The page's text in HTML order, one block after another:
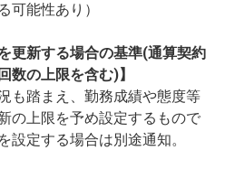
可能性あり）
更新する場合の基準(通算契約
数の上限を含む)】
も踏まえ、勤務成績や態度等
の上限を予め設定するもので
設定する場合は別途通知。